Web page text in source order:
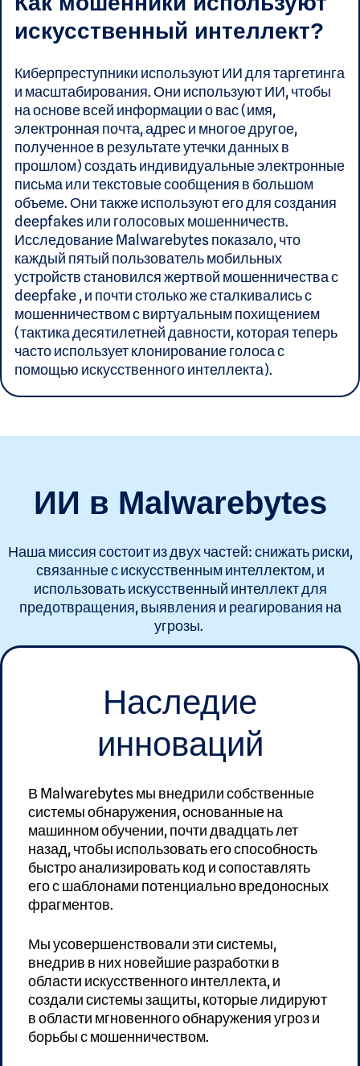
искусственный интеллект?
Киберпреступники используют ИИ для таргетинга
и масштабирования. Они используют ИИ, чтобы
на основе всей информации о вас (имя,
электронная почта, адрес и многое другое,
полученное в результате утечки данных в
прошлом) создать индивидуальные электронные
письма или текстовые сообщения в большом
объеме. Они также используют его для создания
deepfakes или голосовых мошенничеств.
Исследование Malwarebytes показало, что
каждый пятый пользователь мобильных
устройств становился жертвой мошенничества с
deepfake , и почти столько же сталкивались с
мошенничеством с виртуальным похищением
(тактика десятилетней давности, которая теперь
часто использует клонирование голоса с
помощью искусственного интеллекта).
ИИ в Malwarebytes
Наша миссия состоит из двух частей: снижать риски,
связанные с искусственным интеллектом, и
использовать искусственный интеллект для
предотвращения, выявления и реагирования на
угрозы.
Наследие
инноваций
В Malwarebytes мы внедрили собственные
системы обнаружения, основанные на
машинном обучении, почти двадцать лет
назад, чтобы использовать его способность
быстро анализировать код и сопоставлять
его с шаблонами потенциально вредоносных
фрагментов.
Мы усовершенствовали эти системы,
внедрив в них новейшие разработки в
области искусственного интеллекта, и
создали системы защиты, которые лидируют
в области мгновенного обнаружения угроз и
борьбы с мошенничеством.